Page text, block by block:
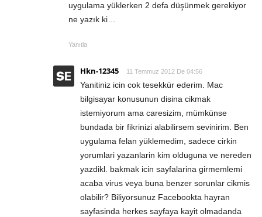
uygulama yüklerken 2 defa düşünmek gerekiyor
ne yazık ki…
Yanıtla
Hkn-12345 11 Temmuz 2012 De 04:56
Yanitiniz icin cok tesekkür ederim. Mac
bilgisayar konusunun disina cikmak
istemiyorum ama caresizim, mümkünse
bundada bir fikrinizi alabilirsem sevinirim. Ben
uygulama felan yüklemedim, sadece cirkin
yorumlari yazanlarin kim olduguna ve nereden
yazdikl. bakmak icin sayfalarina girmemlemi
acaba virus veya buna benzer sorunlar cikmis
olabilir? Biliyorsunuz Facebookta hayran
sayfasinda herkes sayfaya kayit olmadanda